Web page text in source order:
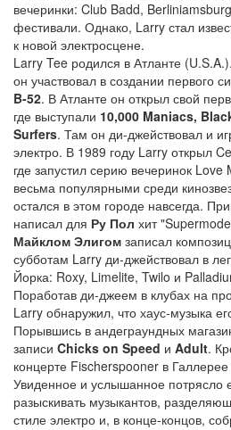
вечеринки: Club Badd,
фестивали. Однако, Larry стал
к новой электросцене.
Larry Tee родился в Атланте
он участвовал в создании первого
B-52. В Атланте он открыл свой
где выступали 10,000 Maniacs,
Surfers. Там он ди-джействовал и
электро. В 1989 году Larry открыл
где запустил серию вечеринок Love
весьма популярными среди
остался в этом городе навсегда.
написал для Ру Пол хит
Майклом Элигом записал
субботам Larry ди-джействовал в
Йорка: Roxy, Limelite, Twilo и
Поработав ди-джеем в клубах на
Larry обнаружил, что хаус-музыка
Порывшись в андеграундных
записи Chicks on Speed и Adult.
концерте Fischerspooner в
Увиденное и услышанное потрясло
разыскивать музыкантов,
стиле электро и, в конце-концов,